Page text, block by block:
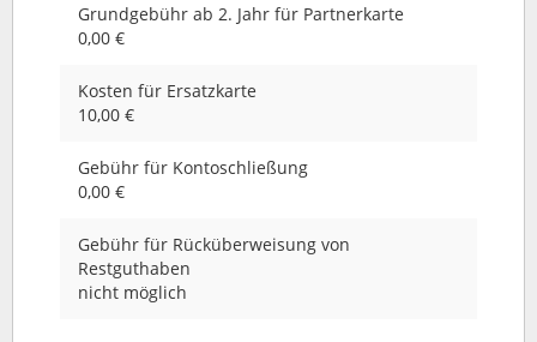
Grundgebühr ab 2. Jahr für Partnerkarte
0,00 €
Kosten für Ersatzkarte
10,00 €
Gebühr für Kontoschließung
0,00 €
Gebühr für Rücküberweisung von
Restguthaben
nicht möglich